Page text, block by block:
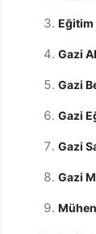
Eğitim
Gazi
Gazi
Gazi
Gazi
Gazi